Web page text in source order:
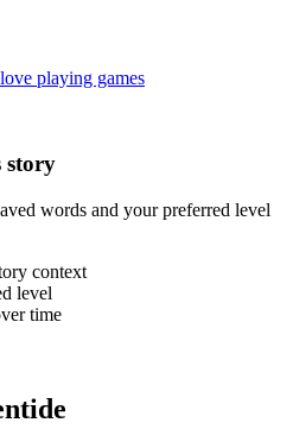
playing games
story
words and your preferred level
context
level
time